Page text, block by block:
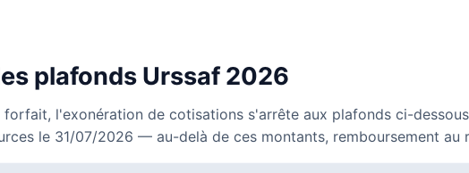
plafonds Urssaf 2026
forfait, l'exonération de cotisations s'arrête aux plafonds ci-
le 31/07/2026 — au-delà de ces montants, remboursement au